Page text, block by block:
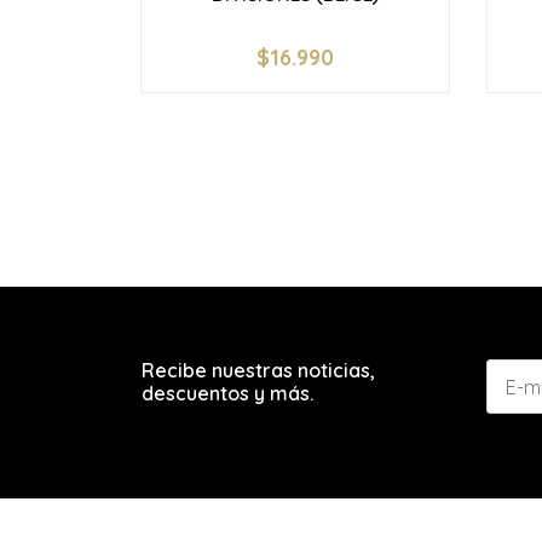
+
$16.990
Recibe nuestras noticias,
descuentos y más.